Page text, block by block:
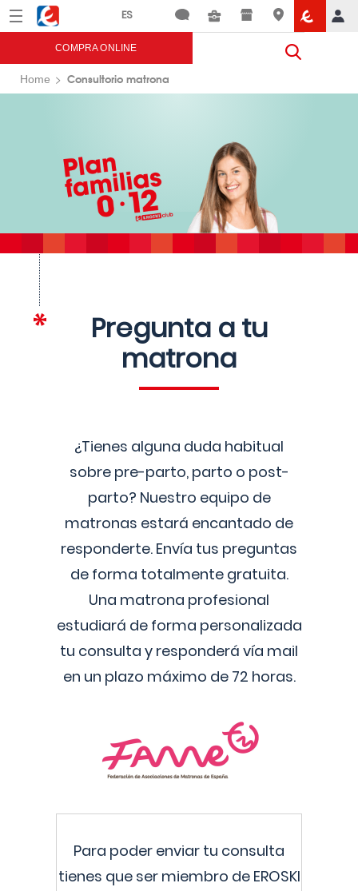
Menú Eroski
COMPRA ONLINE
Home Consultorio matrona
Pregunta a tu
matrona
¿Tienes alguna duda habitual
sobre pre-parto, parto o post-
parto? Nuestro equipo de
matronas estará encantado de
responderte. Envía tus preguntas
de forma totalmente gratuita.
Una matrona profesional
estudiará de forma personalizada
tu consulta y responderá vía mail
en un plazo máximo de 72 horas.
Para poder enviar tu consulta
tienes que ser miembro de EROSKI